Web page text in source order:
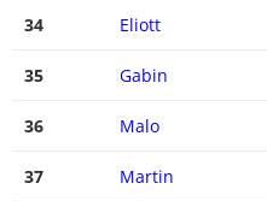
34 Eliott
35 Gabin
36 Malo
37 Martin